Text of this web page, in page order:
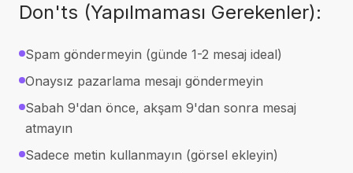
Don'ts (Yapılmaması Gerekenler):
Spam göndermeyin (günde 1-2 mesaj ideal)
Onaysız pazarlama mesajı göndermeyin
Sabah 9'dan önce, akşam 9'dan sonra mesaj
atmayın
Sadece metin kullanmayın (görsel ekleyin)